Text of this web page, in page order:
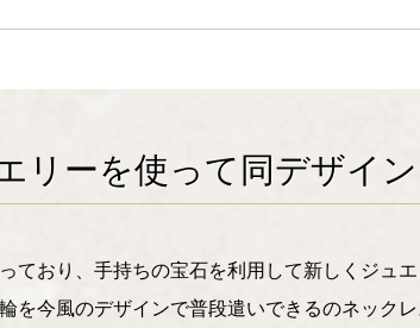
リーを使って同デザイ
ており、手持ちの宝石を利用して新しくジュエ
を今風のデザインで普段遣いできるのネック